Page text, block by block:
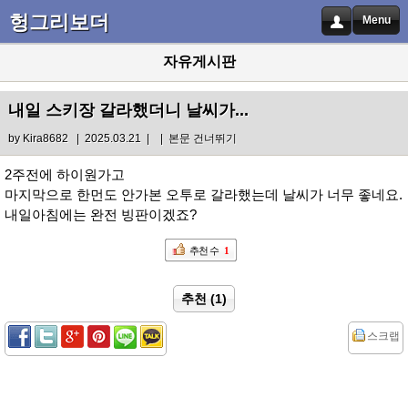
헝그리보더 Menu
자유게시판
내일 스키장 갈라했더니 날씨가...
by Kira8682| 2025.03.21 | | 본문 건너뛰기
2주전에 하이원가고
마지막으로 한먼도 안가본 오투로 갈라했는데 날씨가 너무 좋네요.
내일아침에는 완전 빙판이겠죠?
추천 수 1
추천 (1)
스크랩